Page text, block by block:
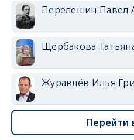
Перелешин Павел
Щербакова
Журавлёв Илья
Перейти